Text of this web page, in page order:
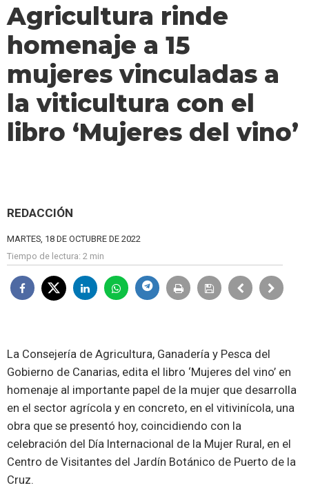
Agricultura rinde
homenaje a 15
mujeres vinculadas a
la viticultura con el
libro ‘Mujeres del vino’
REDACCIÓN
MARTES, 18 DE OCTUBRE DE 2022
Tiempo de lectura: 2 min
La Consejería de Agricultura, Ganadería y Pesca del
Gobierno de Canarias, edita el libro ‘Mujeres del vino’ en
homenaje al importante papel de la mujer que desarrolla
en el sector agrícola y en concreto, en el vitivinícola, una
obra que se presentó hoy, coincidiendo con la
celebración del Día Internacional de la Mujer Rural, en el
Centro de Visitantes del Jardín Botánico de Puerto de la
Cruz.